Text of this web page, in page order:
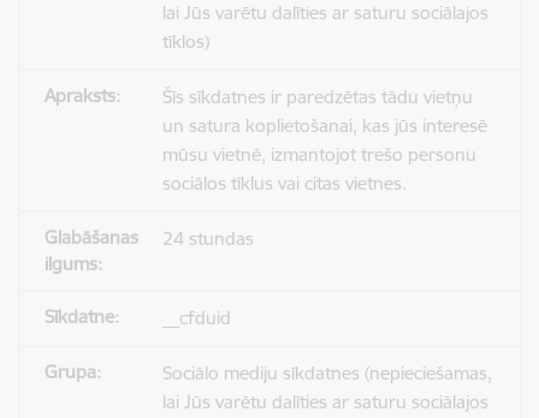
lai Jūs varētu dalīties ar saturu sociālajos
tīklos)
Šīs sīkdatnes ir paredzētas tādu vietņu
un satura koplietošanai, kas jūs interesē
mūsu vietnē, izmantojot trešo personu
sociālos tīklus vai citas vietnes.
24 stundas
__cfduid
Sociālo mediju sīkdatnes (nepieciešamas,
lai Jūs varētu dalīties ar saturu sociālajos